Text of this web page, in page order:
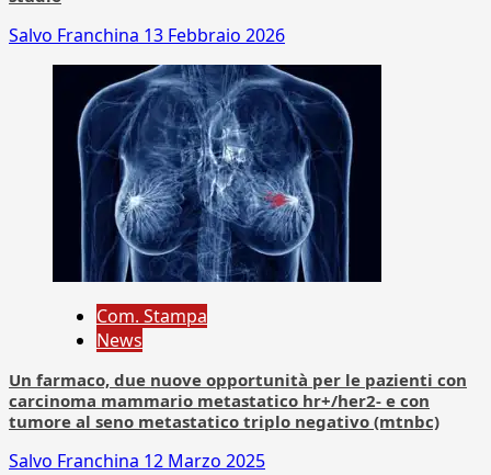
Salvo Franchina 13 Febbraio 2026
Com. Stampa
News
Un farmaco, due nuove opportunità per le pazienti con
carcinoma mammario metastatico hr+/her2- e con
tumore al seno metastatico triplo negativo (mtnbc)
Salvo Franchina 12 Marzo 2025